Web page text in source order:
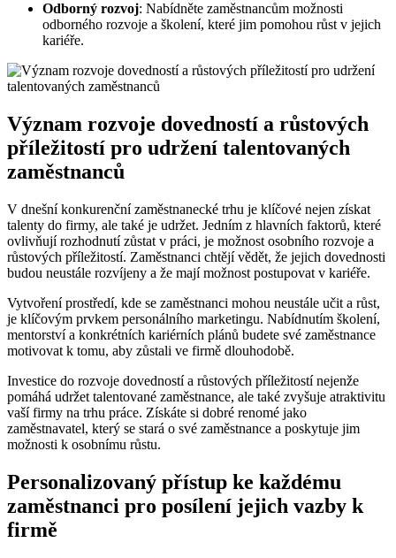
Odborný rozvoj:‍ Nabídněte zaměstnancům ⁣možnosti
odborného rozvoje a školení,​ které jim pomohou růst v jejich
kariéře.
Význam rozvoje dovedností a⁤ růstových
⁣příležitostí pro‍ udržení talentovaných
zaměstnanců
V‍ dnešní konkurenční zaměstnanecké trhu je klíčové nejen ⁤získat
talenty do firmy, ale také je udržet. Jedním ​z⁣ hlavních faktorů,‌ které ​
ovlivňují rozhodnutí ⁤zůstat ⁣v práci, je možnost ⁣osobního rozvoje a
růstových příležitostí. Zaměstnanci⁢ chtějí vědět, že ⁢jejich ⁣dovednosti
⁤budou⁤ neustále rozvíjeny‌ a ‍že ⁢mají možnost postupovat v kariéře.
Vytvoření prostředí, kde se ⁢zaměstnanci ⁢mohou ‍neustále učit a růst,
je ‍klíčovým prvkem ‍personálního marketingu. Nabídnutím školení,
mentorství a konkrétních ⁢kariérních plánů budete své⁤ zaměstnance
‌motivovat ‍k ⁣tomu,⁣ aby zůstali‌ ve firmě dlouhodobě.
Investice do ‍rozvoje dovedností a růstových ⁢příležitostí nejenže
⁢pomáhá udržet talentované ​zaměstnance, ale ‌také zvyšuje atraktivitu
vaší firmy​ na trhu práce. Získáte si dobré renomé jako
zaměstnavatel,‍ který se stará o ⁢své zaměstnance a poskytuje jim
možnosti k osobnímu růstu.
Personalizovaný přístup ke každému⁢
zaměstnanci⁣ pro⁣ posílení jejich​ vazby k
firmě